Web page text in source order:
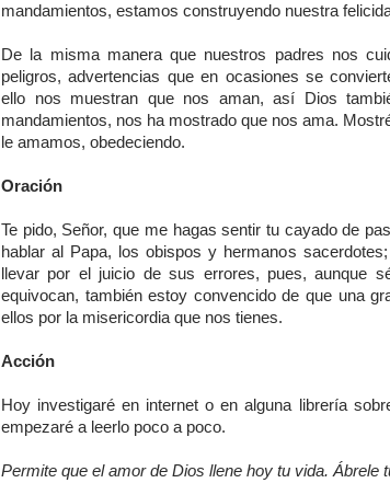
mandamientos, estamos construyendo nuestra
De la misma manera que nuestros padres nos
peligros, advertencias que en ocasiones se
ello nos muestran que nos aman, así Dios
mandamientos, nos ha mostrado que nos ama.
le amamos, obedeciendo.
Oración
Te pido, Señor, que me hagas sentir tu cayado de
hablar al Papa, los obispos y hermanos
llevar por el juicio de sus errores, pues, aunque
equivocan, también estoy convencido de que una
ellos por la misericordia que nos tienes.
Acción
Hoy investigaré en internet o en alguna librería
empezaré a leerlo poco a poco.
Permite que el amor de Dios llene hoy tu vida. Ábrele